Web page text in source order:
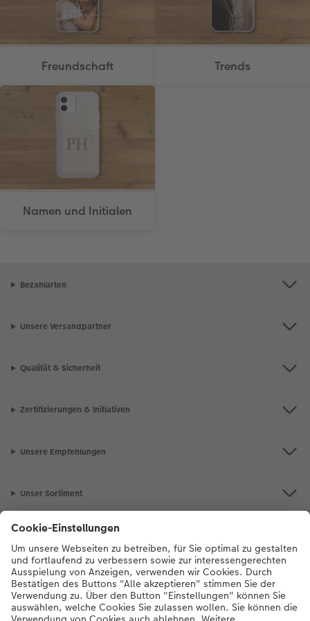
Freundschaft Trends
Namen und Initialen
Bezahlarten
Unsere Versandpartner
Qualität & Sicherheit
Zertifizierungen & Initiativen
Unsere Empfehlungen
Unser Sortiment
Service
Mehr zum CEWE Fotoservice